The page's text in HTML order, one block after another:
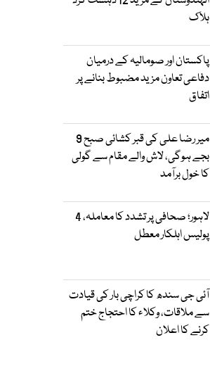
ہلاک
پاکستان اور صومالیہ کے درمیان
دفاعی تعاون مزید مضبوط بنانے پر
اتفاق
میر رضا علی کی قبر کشائی صبح 9
بجے ہوگی، لاش والے مقام سے گولی
کا خول برآمد
لاہور؛ صحافی پر تشدد کا معاملہ، 4
پولیس اہلکار معطل
آئی جی سندھ کا کراچی بار کی قیادت
سے ملاقات، وکلاء کا احتجاج ختم
کرنے کا اعلان